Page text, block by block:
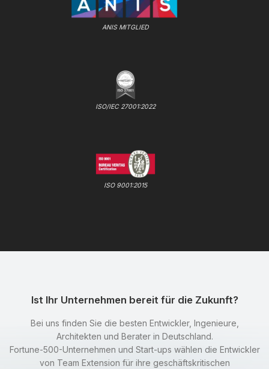
ANIS MITGLIED
ISO/IEC 27001:2022
ISO 9001:2015
Ist Ihr Unternehmen bereit für die Zukunft?
Bei uns finden Sie die besten Entwickler, Ingenieure,
Architekten und Berater in Deutschland.
Fortune-500-Unternehmen und Start-ups wählen die Entwickler
von Team Extension für ihre geschäftskritischen